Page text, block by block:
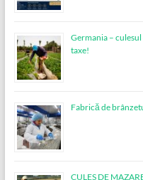
Germania –
taxe!
Fabrică de
CULES DE